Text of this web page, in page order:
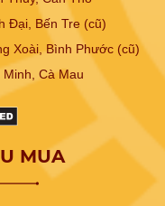
Đại, Bến Tre (cũ)
Xoài, Bình Phước (cũ)
Minh, Cà Mau
MUA